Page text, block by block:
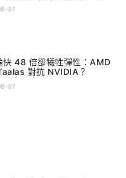
07
快 48 倍卻犧牲彈性：AMD
對抗 NVIDIA？
07